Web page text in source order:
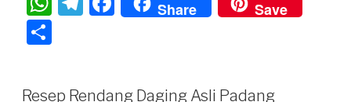
a
Share Save
ar
Resep Rendang Daging Asli Padang